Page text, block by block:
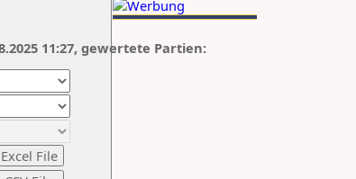
11:27, gewertete Partien: